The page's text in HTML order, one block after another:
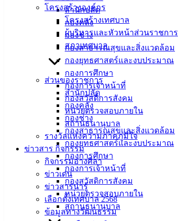
สำนักปลัด
กองคลัง
กองช่าง
กองสาธารณสุขและสิ่งแวดล้อม
กองยุทธศาสตร์และงบประมาณ
กองการศึกษา
กองการเจ้าหน้าที่
กองสวัสดิการสังคม
หน่วยตรวจสอบภายใน
สถานธนานุบาล
รางวัลแห่งความภาคภูมิใจ
ข่าวสาร กิจกรรม
กิจกรรมอ่างศิลา
ข่าวเด่น
ข่าวสารน่ารู้
เลือกตั้งเทศบาล 2568
ข้อมูลทางวัฒนธรรม
โครงสร้างองค์กร
โครงสร้างเทศบาล
ผู้บริหารและหัวหน้าส่วนราชการ
สภาเทศบาล
ส่วนของราชการ
สำนักปลัด
กองคลัง
กองช่าง
กองสาธารณสุขและสิ่งแวดล้อม
กองยุทธศาสตร์และงบประมาณ
กองการศึกษา
กองการเจ้าหน้าที่
กองสวัสดิการสังคม
หน่วยตรวจสอบภายใน
สถานธนานุบาล
สำนักงานเทศบาลเมืองอ่างศิลา 90/338 ม.3
ต.เสม็ด อ.เมือง จ.ชลบุรี 20000
038-142-100-104
บริการประชาชน
ดาวน์โหลดแบบฟอร์ม, เอกสาร
คู่มือสำหรับประชาชน/คู่มือการปฏิบัติงาน
ข่าวสารน่ารู้
ศุนย์ข้อมูลข่าวสารอิเล็กทรอนิกส์
องค์ความรู้ (Knowledge Management)
ติดต่อเทศบาล
สายตรงนายก
ประวัติเทศบาล